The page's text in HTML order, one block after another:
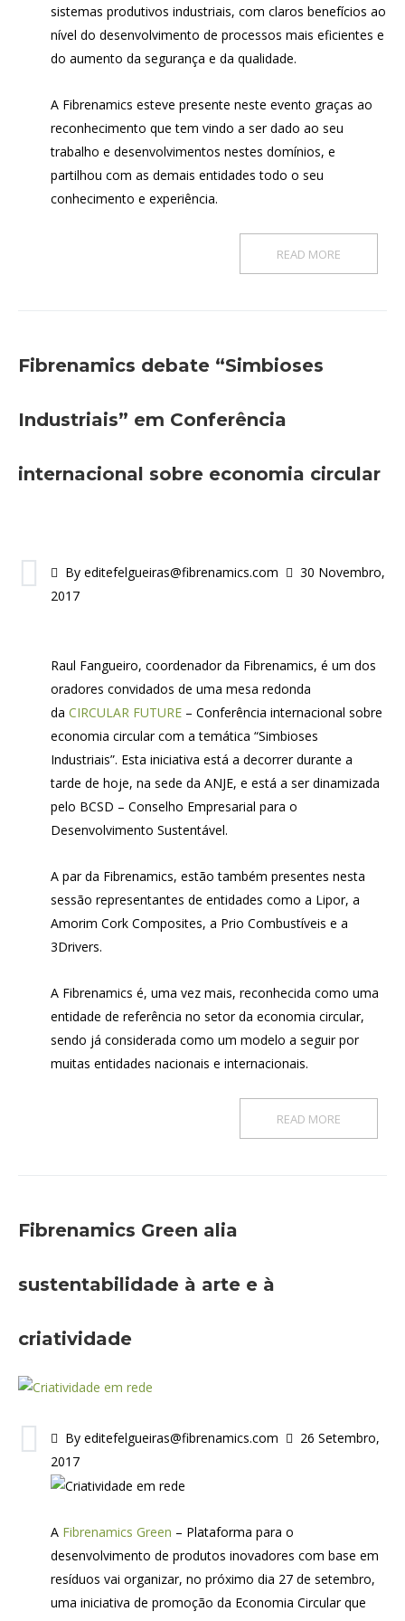
sistemas produtivos industriais, com claros benefícios ao
nível do desenvolvimento de processos mais eficientes e
do aumento da segurança e da qualidade.
A Fibrenamics esteve presente neste evento graças ao
reconhecimento que tem vindo a ser dado ao seu
trabalho e desenvolvimentos nestes domínios, e
partilhou com as demais entidades todo o seu
conhecimento e experiência.
READ MORE
Fibrenamics debate “Simbioses
Industriais” em Conferência
internacional sobre economia circular
By editefelgueiras@fibrenamics.com
30 Novembro,
2017
Raul Fangueiro, coordenador da Fibrenamics, é um dos
oradores convidados de uma mesa redonda
daCIRCULAR FUTURE – Conferência internacional sobre
economia circular com a temática “Simbioses
Industriais”. Esta iniciativa está a decorrer durante a
tarde de hoje, na sede da ANJE, e está a ser dinamizada
pelo BCSD – Conselho Empresarial para o
Desenvolvimento Sustentável.
A par da Fibrenamics, estão também presentes nesta
sessão representantes de entidades como a Lipor, a
Amorim Cork Composites, a Prio Combustíveis e a
3Drivers.
A Fibrenamics é, uma vez mais, reconhecida como uma
entidade de referência no setor da economia circular,
sendo já considerada como um modelo a seguir por
muitas entidades nacionais e internacionais.
READ MORE
Fibrenamics Green alia
sustentabilidade à arte e à
criatividade
By editefelgueiras@fibrenamics.com
26 Setembro,
2017
A Fibrenamics Green – Plataforma para o
desenvolvimento de produtos inovadores com base em
resíduos vai organizar, no próximo dia 27 de setembro,
uma iniciativa de promoção da Economia Circular que